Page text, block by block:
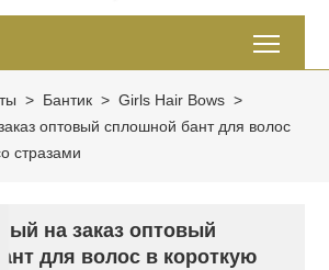
> Бантик > Girls Hair Bows >
оптовый сплошной бант для волос
стразами
на заказ оптовый
для волос в короткую